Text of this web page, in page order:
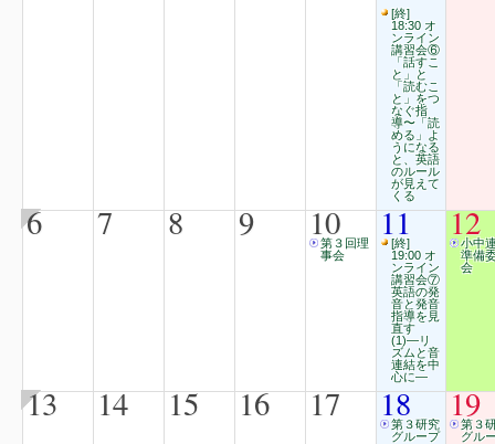
[終]
18:30 オ
ンライン
講習会⑥
「話すこ
と」と
「読むこ
と」をつ
なぐ指
導〜「読
める」よ
うになる
と、英語
のルール
が見えて
くる
6 7 8 9 10
第３回理
事会
11
[終]
19:00 オ
ンライン
講習会⑦
英語の発
音と発音
指導を見
直す
(1)―リ
ズムと音
連結を中
心に―
12
小中
準備
会
13 14 15 16 17 18
第３研究
グループ
19
第３
グル